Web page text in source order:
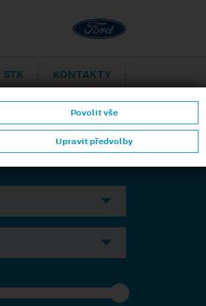
Plzeň
Aplikace Ford
STK KONTAKTY
Upravit předvolby
Povolit vše